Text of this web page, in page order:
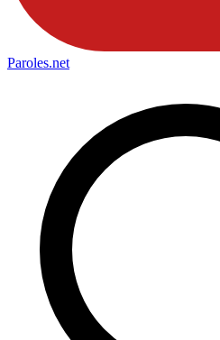
Paroles.net